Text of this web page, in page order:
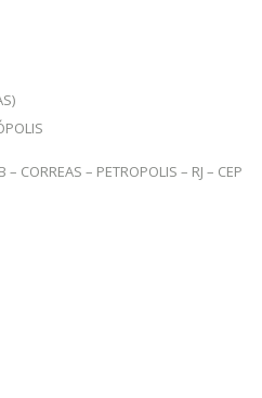
CORREAS – PETROPOLIS – RJ – CEP